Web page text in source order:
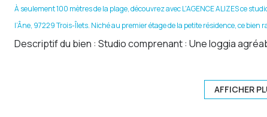
À seulement 100 mètres de la plage, découvrez avec L'AGENCE ALIZES ce
l’Âne, 97229 Trois-Îlets. Niché au premier étage de la petite résidence, ce bien
Descriptif du bien : Studio comprenant : Une loggia
résidence secondaire ou investissement locatif
Profitez d’un emplacement privilégié à l’Anse à l’Âne,
AFFICHER